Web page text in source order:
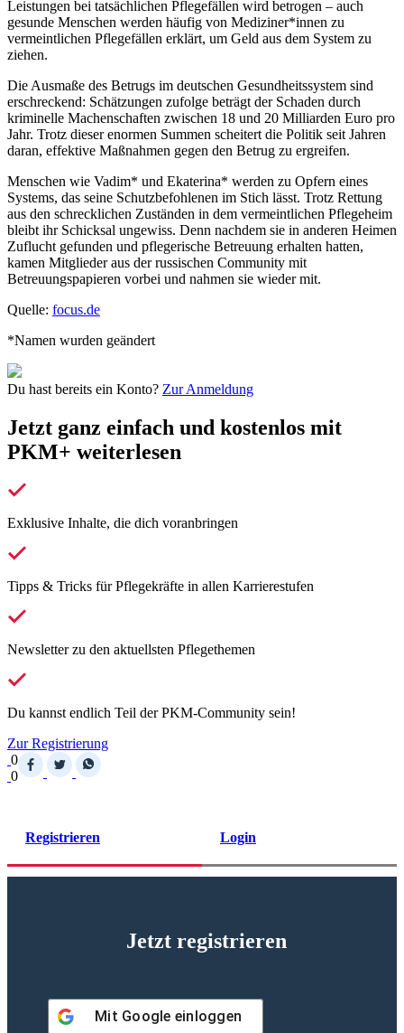
Leistungen bei tatsächlichen Pflegefällen wird betrogen – auch
gesunde Menschen werden häufig von Mediziner*innen zu
vermeintlichen Pflegefällen erklärt, um Geld aus dem System zu
ziehen.
Die Ausmaße des Betrugs im deutschen Gesundheitssystem sind
erschreckend: Schätzungen zufolge beträgt der Schaden durch
kriminelle Machenschaften zwischen 18 und 20 Milliarden Euro pro
Jahr. Trotz dieser enormen Summen scheitert die Politik seit Jahren
daran, effektive Maßnahmen gegen den Betrug zu ergreifen.
Menschen wie Vadim* und Ekaterina* werden zu Opfern eines
Systems, das seine Schutzbefohlenen im Stich lässt. Trotz Rettung
aus den schrecklichen Zuständen in dem vermeintlichen Pflegeheim
bleibt ihr Schicksal ungewiss. Denn nachdem sie in anderen Heimen
Zuflucht gefunden und pflegerische Betreuung erhalten hatten,
kamen Mitglieder aus der russischen Community mit
Betreuungspapieren vorbei und nahmen sie wieder mit.
Quelle: focus.de
*Namen wurden geändert
Du hast bereits ein Konto? Zur Anmeldung
Jetzt ganz einfach und kostenlos mit
PKM+ weiterlesen
Exklusive Inhalte, die dich voranbringen
Tipps & Tricks für Pflegekräfte in allen Karrierestufen
Newsletter zu den aktuellsten Pflegethemen
Du kannst endlich Teil der PKM-Community sein!
Zur Registrierung
0
0
Registrieren Login
Jetzt registrieren
Mit Google einloggen